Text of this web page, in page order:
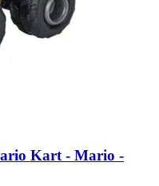
Kart -​ Mario -​